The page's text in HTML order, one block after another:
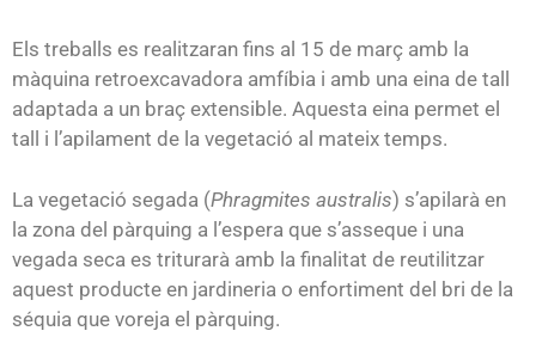
Els treballs es realitzaran fins al 15 de març amb la
màquina retroexcavadora amfíbia i amb una eina de tall
adaptada a un braç extensible. Aquesta eina permet el
tall i l’apilament de la vegetació al mateix temps.
La vegetació segada (Phragmites australis) s’apilarà en
la zona del pàrquing a l’espera que s’asseque i una
vegada seca es triturarà amb la finalitat de reutilitzar
aquest producte en jardineria o enfortiment del bri de la
séquia que voreja el pàrquing.